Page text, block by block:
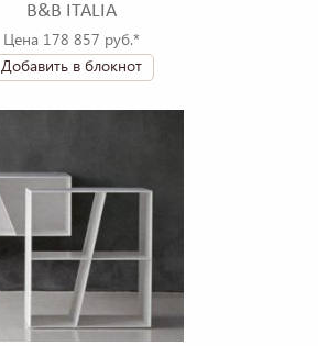
B&B ITALIA
Цена 178 857 руб.*
Добавить в блокнот